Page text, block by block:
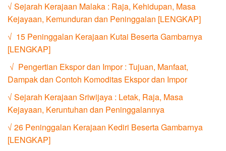
√ Sejarah Kerajaan Malaka : Raja, Kehidupan, Masa
Kejayaan, Kemunduran dan Peninggalan [LENGKAP]
√ 15 Peninggalan Kerajaan Kutai Beserta Gambarnya
[LENGKAP]
√ Pengertian Ekspor dan Impor : Tujuan, Manfaat,
Dampak dan Contoh Komoditas Ekspor dan Impor
√ Sejarah Kerajaan Sriwijaya : Letak, Raja, Masa
Kejayaan, Keruntuhan dan Peninggalannya
√ 26 Peninggalan Kerajaan Kediri Beserta Gambarnya
[LENGKAP]